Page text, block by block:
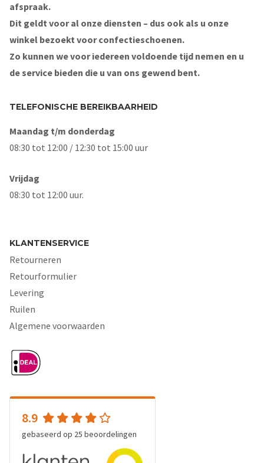
afspraak.
Dit geldt voor al onze diensten – dus ook als u onze
winkel bezoekt voor confectieschoenen.
Zo kunnen we voor iedereen voldoende tijd nemen en u
de service bieden die u van ons gewend bent.
TELEFONISCHE BEREIKBAARHEID
Maandag t/m donderdag
08:30 tot 12:00 / 12:30 tot 15:00 uur
Vrijdag
08:30 tot 12:00 uur.
KLANTENSERVICE
Retourneren
Retourformulier
Levering
Ruilen
Algemene voorwaarden
8.9
gebaseerd op 25 beoordelingen